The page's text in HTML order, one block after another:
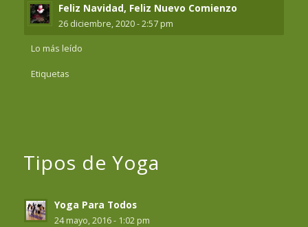
Feliz Navidad, Feliz Nuevo Comienzo
26 diciembre, 2020 - 2:57 pm
Lo más leído
Etiquetas
Tipos de Yoga
Yoga Para Todos
24 mayo, 2016 - 1:02 pm